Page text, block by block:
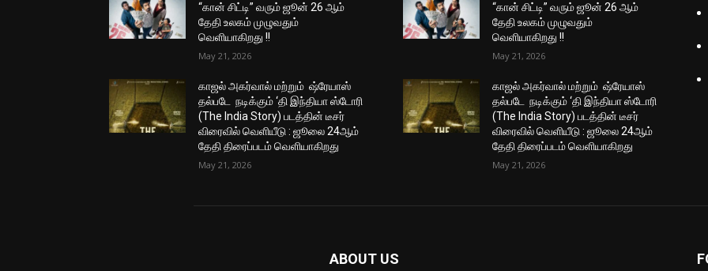
“கான் சிட்டி” வரும் ஜூன் 26 ஆம்
தேதி உலகம் முழுவதும்
வெளியாகிறது !!
May 21, 2026
காஜல் அகர்வால் மற்றும் ஷ்ரேயாஸ்
தல்படே நடிக்கும் ‘தி இந்தியா ஸ்டோரி
(The India Story) படத்தின் டீசர்
விரைவில் வெளியீடு : ஜூலை 24ஆம்
தேதி திரைப்படம் வெளியாகிறது
May 21, 2026
“கான் சிட்டி” வரும் ஜூன் 26 ஆம்
தேதி உலகம் முழுவதும்
வெளியாகிறது !!
May 21, 2026
காஜல் அகர்வால் மற்றும் ஷ்ரேயாஸ்
தல்படே நடிக்கும் ‘தி இந்தியா ஸ்டோரி
(The India Story) படத்தின் டீசர்
விரைவில் வெளியீடு : ஜூலை 24ஆம்
தேதி திரைப்படம் வெளியாகிறது
May 21, 2026
ABOUT US